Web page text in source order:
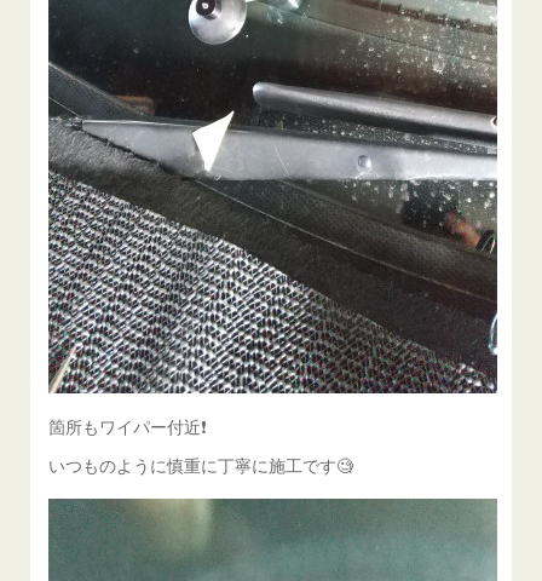
箇所もワイパー付近❗️
いつものように慎重に丁寧に施工です🧐